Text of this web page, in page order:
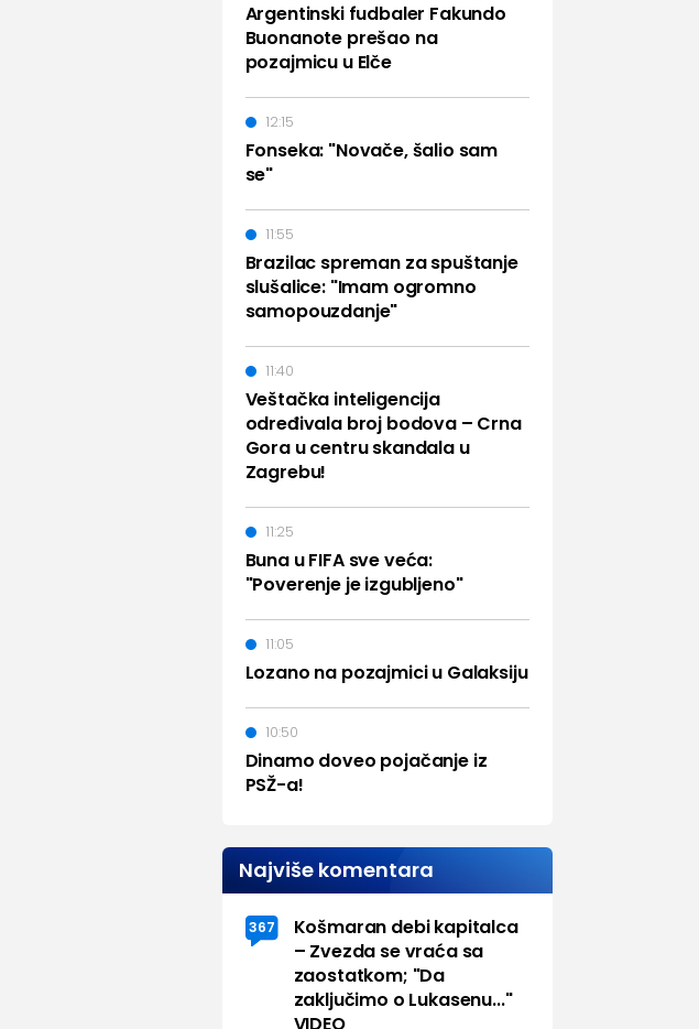
Argentinski fudbaler Fakundo
Buonanote prešao na
pozajmicu u Elče
Fonseka: "Novače, šalio sam
se"
12:15
Brazilac spreman za spuštanje
slušalice: "Imam ogromno
samopouzdanje"
11:55
Veštačka inteligencija
određivala broj bodova – Crna
Gora u centru skandala u
Zagrebu!
11:40
Buna u FIFA sve veća:
"Poverenje je izgubljeno"
11:25
Lozano na pozajmici u Galaksiju
11:05
Dinamo doveo pojačanje iz
PSŽ-a!
10:50
Najviše komentara
367
Košmaran debi kapitalca
– Zvezda se vraća sa
zaostatkom; "Da
zaključimo o Lukasenu..."